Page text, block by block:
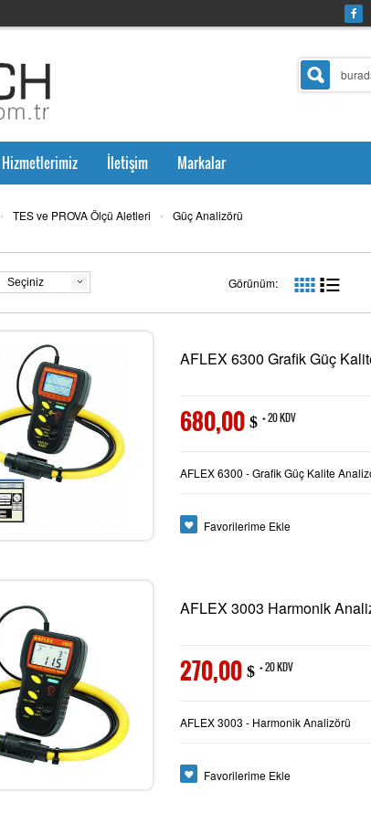
Hizmetlerimiz İletişim Markalar
› TES ve PROVA Ölçü Aletleri › Güç Analizörü
Seçiniz Görünüm:
AFLEX 6300 Grafik Güç
680,00 $ + 20 KDV
AFLEX 6300 - Grafik Güç Kalite
Favorilerime Ekle
AFLEX 3003 Harmonik
270,00 $ + 20 KDV
AFLEX 3003 - Harmonik Analizörü
Favorilerime Ekle